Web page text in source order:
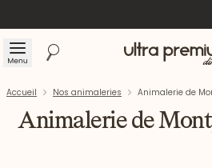
Menu Rechercher Accueil
Accueil Nos animaleries Animalerie de
Animalerie de